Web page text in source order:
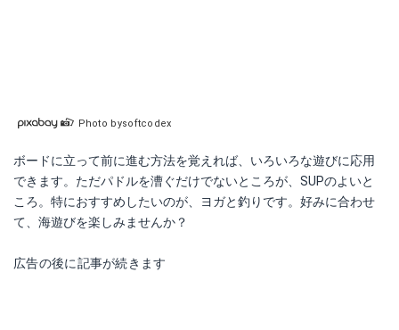
Photo bysoftcodex
ボードに立って前に進む方法を覚えれば、いろいろな遊びに応用
できます。ただパドルを漕ぐだけでないところが、SUPのよいと
ころ。特におすすめしたいのが、ヨガと釣りです。好みに合わせ
て、海遊びを楽しみませんか？
広告の後に記事が続きます